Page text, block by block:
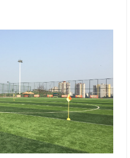
上，每隔一段距离都有不同的可爱图案
跑步者的情绪。在路经公园不同的特色
并爱护它们。这条跑道就像生活的指
秋月、夏日、冬雪，风景在不断的变化
变得更好。